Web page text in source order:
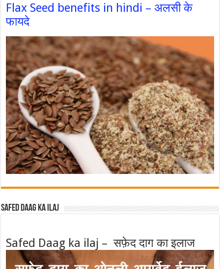
Flax Seed benefits in hindi – अलसी के
फायदे
Safed Daag ka ilaj
Safed Daag ka ilaj – सफ़ेद दाग का इलाज